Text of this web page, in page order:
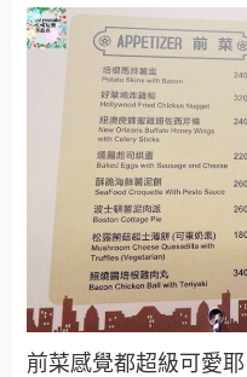
前菜感覺都超級可愛